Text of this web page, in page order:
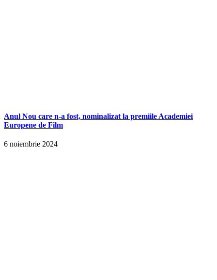
Anul Nou care n-a fost, nominalizat la premiile Academiei
Europene de Film
6 noiembrie 2024